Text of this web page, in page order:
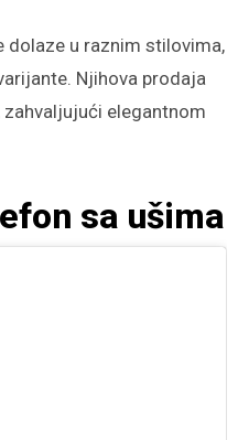
dolaze u raznim stilovima,
Njihova prodaja
elegantnom
sa ušima